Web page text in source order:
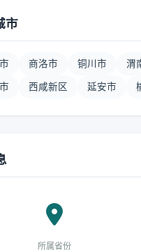
市
商洛市 铜川市 渭
西咸新区 延安市
所属省份